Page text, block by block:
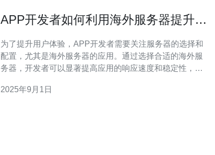
APP开发者如何利用海外服务器提升用
为了提升用户体验，APP开发者需要关注服务器的选择和
配置，尤其是海外服务器的应用。通过选择合适的海外服
务器，开发者可以显著提高应用的响应速度和稳定性，从
络服务提供商，能够为开发者提供高性能的海外服务器解
2025年9月1日